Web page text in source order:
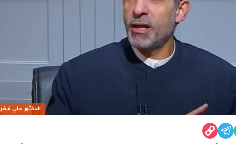
الدكتور علي فخر